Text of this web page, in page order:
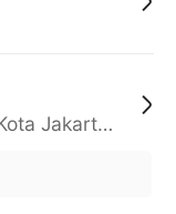
Daerah Khusus Ibukota Jakarta, Kota Jakarta Barat, Cengkareng, yy